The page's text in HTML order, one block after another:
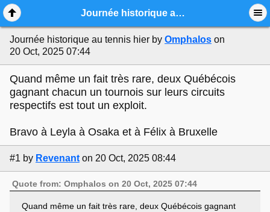
Journée historique au tennis hier
Journée historique au tennis hier by Omphalos on
20 Oct, 2025 07:44
Quand même un fait très rare, deux Québécois
gagnant chacun un tournois sur leurs circuits
respectifs est tout un exploit.
Bravo à Leyla à Osaka et à Félix à Bruxelle
#1 by Revenant on 20 Oct, 2025 08:44
Quote from: Omphalos on 20 Oct, 2025 07:44
Quand même un fait très rare, deux Québécois gagnant